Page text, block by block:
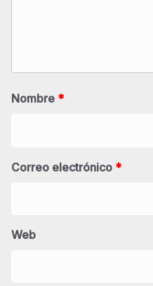
Nombre *
Correo electrónico *
Web